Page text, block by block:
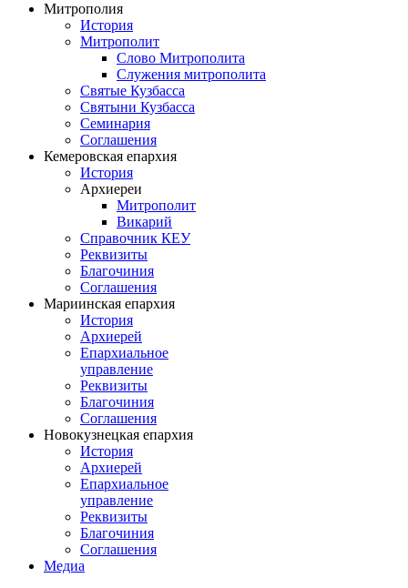
Митрополия
История
Митрополит
Слово Митрополита
Служения митрополита
Святые Кузбасса
Святыни Кузбасса
Семинария
Соглашения
Кемеровская епархия
История
Архиереи
Митрополит
Викарий
Справочник КЕУ
Реквизиты
Благочиния
Соглашения
Мариинская епархия
История
Архиерей
Епархиальное
управление
Реквизиты
Благочиния
Соглашения
Новокузнецкая епархия
История
Архиерей
Епархиальное
управление
Реквизиты
Благочиния
Соглашения
Медиа